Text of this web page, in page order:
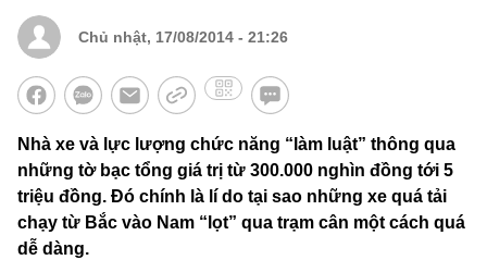
Chủ nhật, 17/08/2014 - 21:26
Nhà xe và lực lượng chức năng “làm luật” thông qua
những tờ bạc tổng giá trị từ 300.000 nghìn đồng tới 5
triệu đồng. Đó chính là lí do tại sao những xe quá tải
chạy từ Bắc vào Nam “lọt” qua trạm cân một cách quá
dễ dàng.